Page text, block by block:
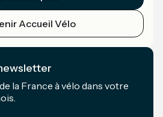
Accueil Vélo
la France à vélo dans votre